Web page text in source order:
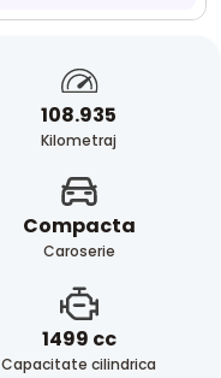
108.935
Kilometraj
Compacta
Caroserie
1499 cc
Capacitate cilindrica